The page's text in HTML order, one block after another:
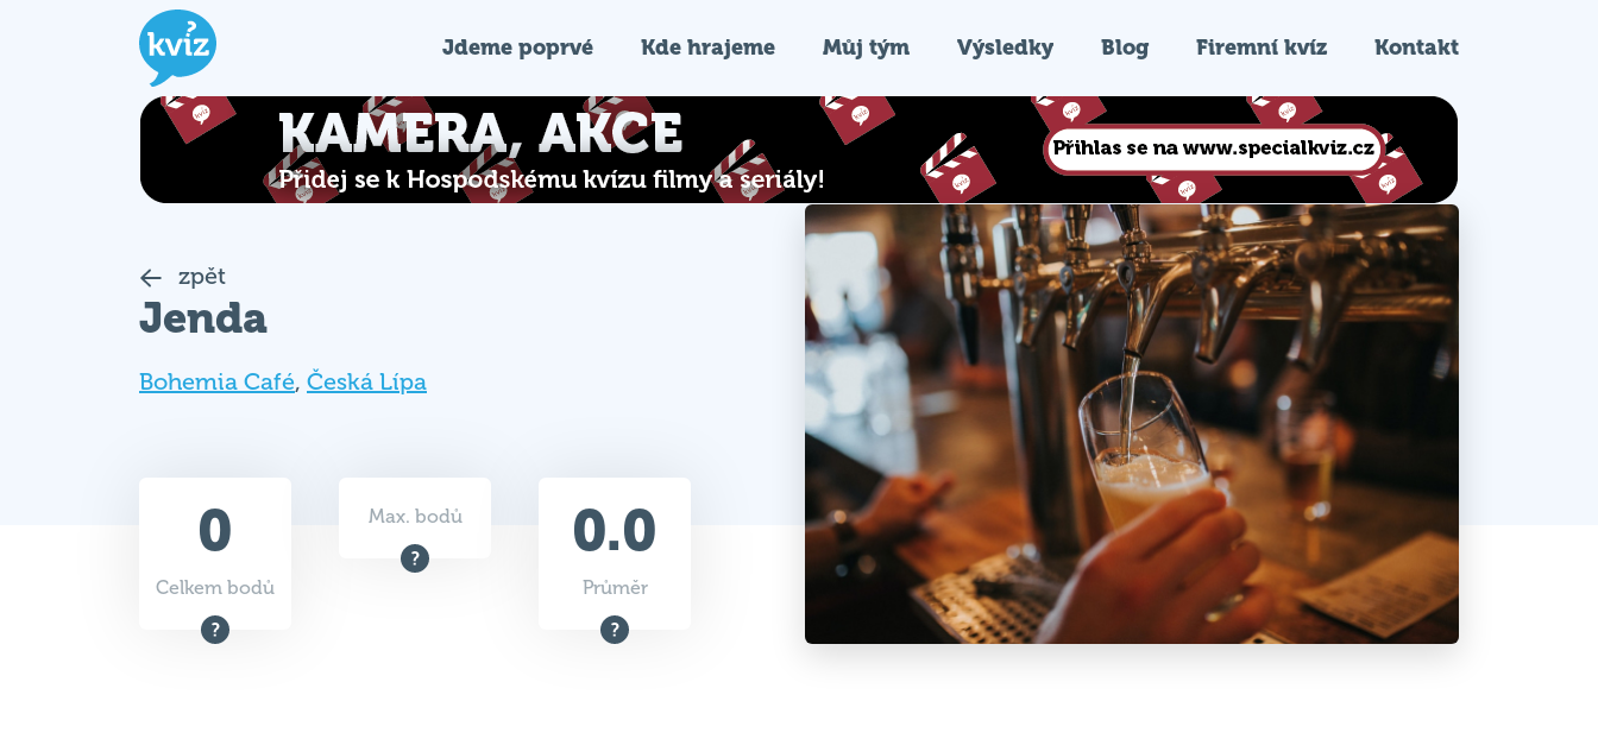
Jdeme poprvé Kde hrajeme Můj tým Výsledky Blog Firemní kvíz Kontakt
zpět
Jenda
Bohemia Café, Česká Lípa
0
Celkem bodů
Max. bodů 0.0
Průměr